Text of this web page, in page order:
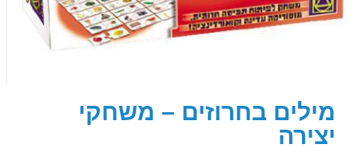
מילים בחרוזים – משחקי
יצירה